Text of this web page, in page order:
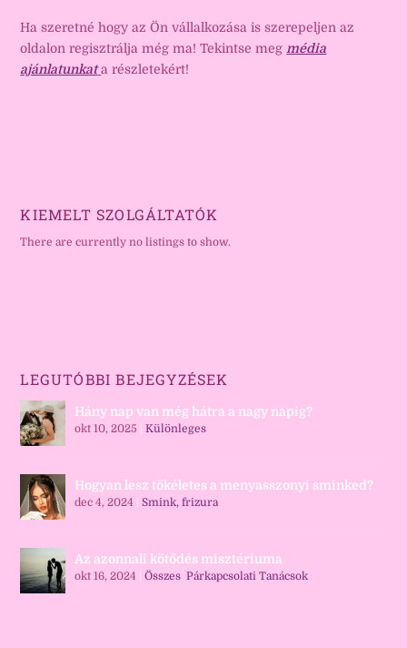
Ha szeretné hogy az Ön vállalkozása is szerepeljen az
oldalon regisztrálja még ma! Tekintse meg média
ajánlatunkat a részletekért!
KIEMELT SZOLGÁLTATÓK
There are currently no listings to show.
LEGUTÓBBI BEJEGYZÉSEK
Hány nap van még hátra a nagy napig?
okt 10, 2025 |Különleges
Hogyan lesz tökéletes a menyasszonyi sminked?
dec 4, 2024 |Smink, frizura
Az azonnali kötődés misztériuma
okt 16, 2024 |Összes,Párkapcsolati Tanácsok